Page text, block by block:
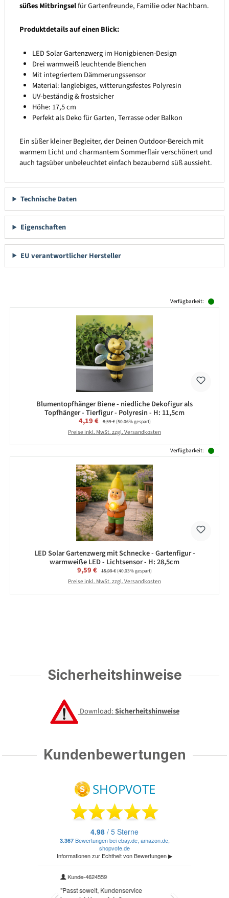
süßes Mitbringselfür Gartenfreunde, Familie oder Nachbarn.
Produktdetails auf einen Blick:
LED Solar Gartenzwerg im Honigbienen-Design
Drei warmweiß leuchtende Bienchen
Mit integriertem Dämmerungssensor
Material: langlebiges, witterungsfestes Polyresin
UV-beständig & frostsicher
Höhe: 17,5 cm
Perfekt als Deko für Garten, Terrasse oder Balkon
Ein süßer kleiner Begleiter, der Deinen Outdoor-Bereich mit
warmem Licht und charmantem Sommerflair verschönert und
auch tagsüber unbeleuchtet einfach bezaubernd süß aussieht.
Technische Daten
Eigenschaften
EU verantwortlicher Hersteller
Verfügbarkeit:
Blumentopfhänger Biene - niedliche Dekofigur als
Topfhänger - Tierfigur - Polyresin - H: 11,5cm
Verkaufspreis:
4,19 € Regulärer Preis:
8,39 €(50.06% gespart)
Preise inkl. MwSt. zzgl. Versandkosten
Verfügbarkeit:
LED Solar Gartenzwerg mit Schnecke - Gartenfigur -
warmweiße LED - Lichtsensor - H: 28,5cm
Verkaufspreis:
9,59 € Regulärer Preis:
15,99 €(40.03% gespart)
Preise inkl. MwSt. zzgl. Versandkosten
Sicherheitshinweise
Download:Sicherheitshinweise
Kundenbewertungen